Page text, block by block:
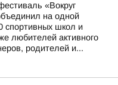
«Вокруг
на одной
спортивных школ и
любителей активного
родителей и...